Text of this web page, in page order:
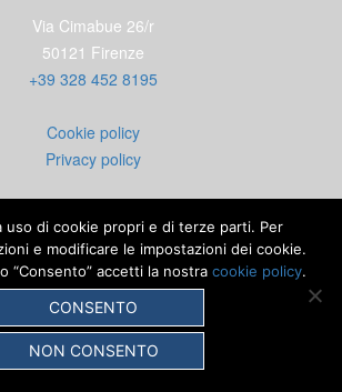
Via Cimabue 26/r
50121 Firenze
+39 328 452 8195
Cookie policy
Privacy policy
uso di cookie propri e di terze parti. Per
e modificare le impostazioni dei cookie.
“Consento” accetti la nostra cookie policy.
CONSENTO
NON CONSENTO